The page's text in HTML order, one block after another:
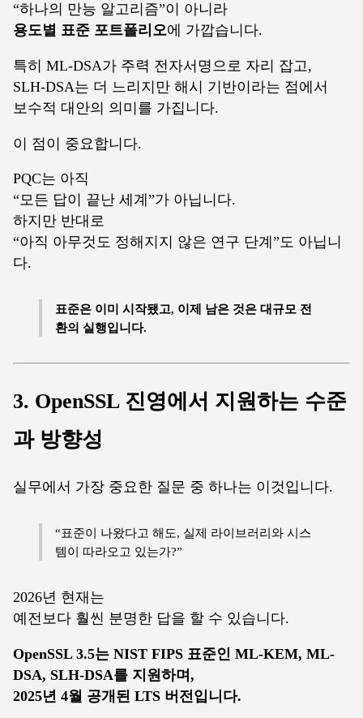
“하나의 만능 알고리즘”이 아니라
용도별 표준 포트폴리오에 가깝습니다.
특히 ML-DSA가 주력 전자서명으로 자리 잡고,
SLH-DSA는 더 느리지만 해시 기반이라는 점에서
보수적 대안의 의미를 가집니다.
이 점이 중요합니다.
PQC는 아직
“모든 답이 끝난 세계”가 아닙니다.
하지만 반대로
“아직 아무것도 정해지지 않은 연구 단계”도 아닙니
다.
표준은 이미 시작됐고, 이제 남은 것은 대규모 전
환의 실행입니다.
3. OpenSSL 진영에서 지원하는 수준
과 방향성
실무에서 가장 중요한 질문 중 하나는 이것입니다.
“표준이 나왔다고 해도, 실제 라이브러리와 시스
템이 따라오고 있는가?”
2026년 현재는
예전보다 훨씬 분명한 답을 할 수 있습니다.
OpenSSL 3.5는 NIST FIPS 표준인 ML-KEM, ML-
DSA, SLH-DSA를 지원하며,
2025년 4월 공개된 LTS 버전입니다.